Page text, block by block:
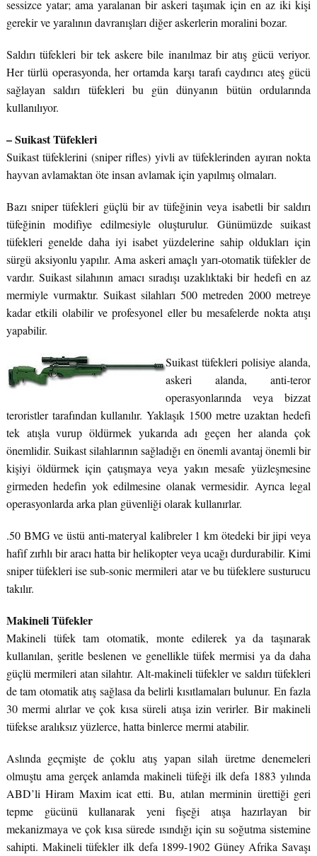
sessizce yatar; ama yaralanan bir askeri taşımak için en az iki kişi
gerekir ve yaralının davranışları diğer askerlerin moralini bozar.
Saldırı tüfekleri bir tek askere bile inanılmaz bir atış gücü veriyor.
Her türlü operasyonda, her ortamda karşı tarafı caydırıcı ateş gücü
sağlayan saldırı tüfekleri bu gün dünyanın bütün ordularında
kullanılıyor.
– Suikast Tüfekleri
Suikast tüfeklerini (sniper rifles) yivli av tüfeklerinden ayıran nokta
hayvan avlamaktan öte insan avlamak için yapılmış olmaları.
Bazı sniper tüfekleri güçlü bir av tüfeğinin veya isabetli bir saldırı
tüfeğinin modifiye edilmesiyle oluşturulur. Günümüzde suikast
tüfekleri genelde daha iyi isabet yüzdelerine sahip oldukları için
sürgü aksiyonlu yapılır. Ama askeri amaçlı yarı-otomatik tüfekler de
vardır. Suikast silahının amacı sıradışı uzaklıktaki bir hedefi en az
mermiyle vurmaktır. Suikast silahları 500 metreden 2000 metreye
kadar etkili olabilir ve profesyonel eller bu mesafelerde nokta atışı
yapabilir.
Suikast tüfekleri polisiye alanda,
askeri alanda, anti-teror
operasyonlarında veya bizzat
teroristler tarafından kullanılır. Yaklaşık 1500 metre uzaktan hedefi
tek atışla vurup öldürmek yukarıda adı geçen her alanda çok
önemlidir. Suikast silahlarının sağladığı en önemli avantaj önemli bir
kişiyi öldürmek için çatışmaya veya yakın mesafe yüzleşmesine
girmeden hedefin yok edilmesine olanak vermesidir. Ayrıca legal
operasyonlarda arka plan güvenliği olarak kullanırlar.
.50 BMG ve üstü anti-materyal kalibreler 1 km ötedeki bir jipi veya
hafif zırhlı bir aracı hatta bir helikopter veya ucağı durdurabilir. Kimi
sniper tüfekleri ise sub-sonic mermileri atar ve bu tüfeklere susturucu
takılır.
Makineli Tüfekler
Makineli tüfek tam otomatik, monte edilerek ya da taşınarak
kullanılan, şeritle beslenen ve genellikle tüfek mermisi ya da daha
güçlü mermileri atan silahtır. Alt-makineli tüfekler ve saldırı tüfekleri
de tam otomatik atış sağlasa da belirli kısıtlamaları bulunur. En fazla
30 mermi alırlar ve çok kısa süreli atışa izin verirler. Bir makineli
tüfekse aralıksız yüzlerce, hatta binlerce mermi atabilir.
Aslında geçmişte de çoklu atış yapan silah üretme denemeleri
olmuştu ama gerçek anlamda makineli tüfeği ilk defa 1883 yılında
ABD’li Hiram Maxim icat etti. Bu, atılan merminin ürettiği geri
tepme gücünü kullanarak yeni fişeği atışa hazırlayan bir
mekanizmaya ve çok kısa sürede ısındığı için su soğutma sistemine
sahipti. Makineli tüfekler ilk defa 1899-1902 Güney Afrika Savaşı